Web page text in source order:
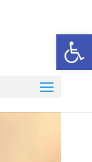
Ouvrir